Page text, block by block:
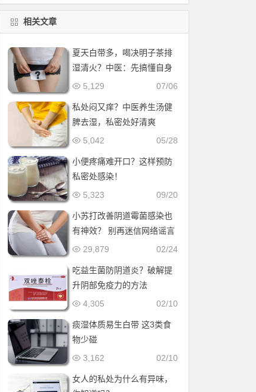
相关文章
夏天白带多，喝决明子茶排
湿清火？中医：先搞懂自身
体质
07/06
5,129
私处闷又痒？中医养生汤健
脾去湿，私密处好清爽
05/28
5,042
小便疼痛难开口？这样预防
私密处感染！
09/20
5,323
小苏打改善阴道霉菌感染也
有神效？ 别再迷信网络谣言
了
02/24
29,879
吃益生菌防阴道炎？破解提
升阴部免疫力的方法
02/10
4,305
痰湿体质易生白带 这3类食
物少碰
02/10
3,162
女人的私处为什么有异味，